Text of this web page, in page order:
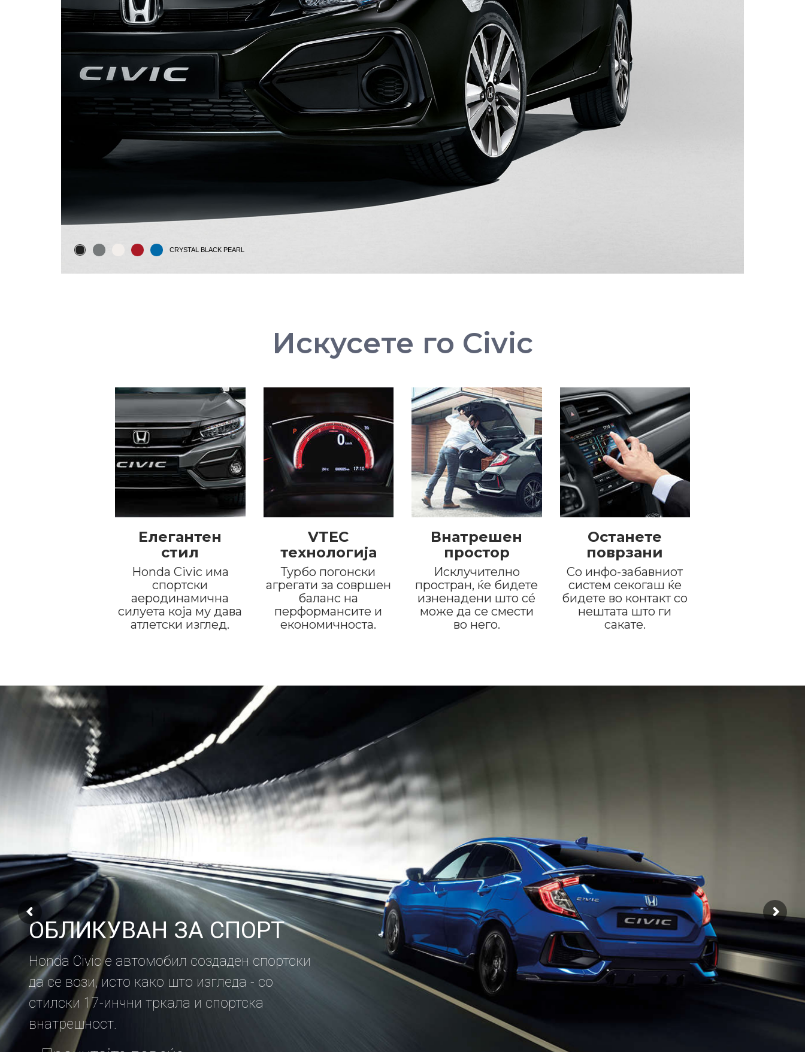
CRYSTAL BLACK PEARL
Искусете го Civic
Елегантен
стил
Honda Civic има
спортски
аеродинамична
силуета која му дава
атлетски изглед.
VTEC
технологија
Турбо погонски
агрегати за совршен
баланс на
перформансите и
економичноста.
Внатрешен
простор
Исклучително
простран, ќе бидете
изненадени што сé
може да се смести
во него.
Останете
поврзани
Со инфо-забавниот
систем секогаш ќе
бидете во контакт со
нештата што ги
сакате.
Honda Civic е автомобил создаден спортски
да се вози, исто како што изгледа - со
стилски 17-инчни тркала и спортска
внатрешност.
ОБЛИКУВАН ЗА СПОРТ